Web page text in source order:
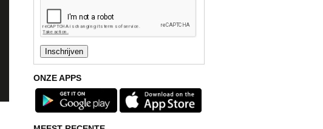
ONZE APPS